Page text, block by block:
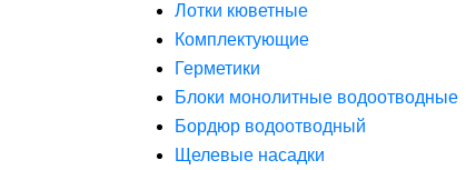
Лотки кюветные
Комплектующие
Герметики
Блоки монолитные водоотводные
Бордюр водоотводный
Щелевые насадки